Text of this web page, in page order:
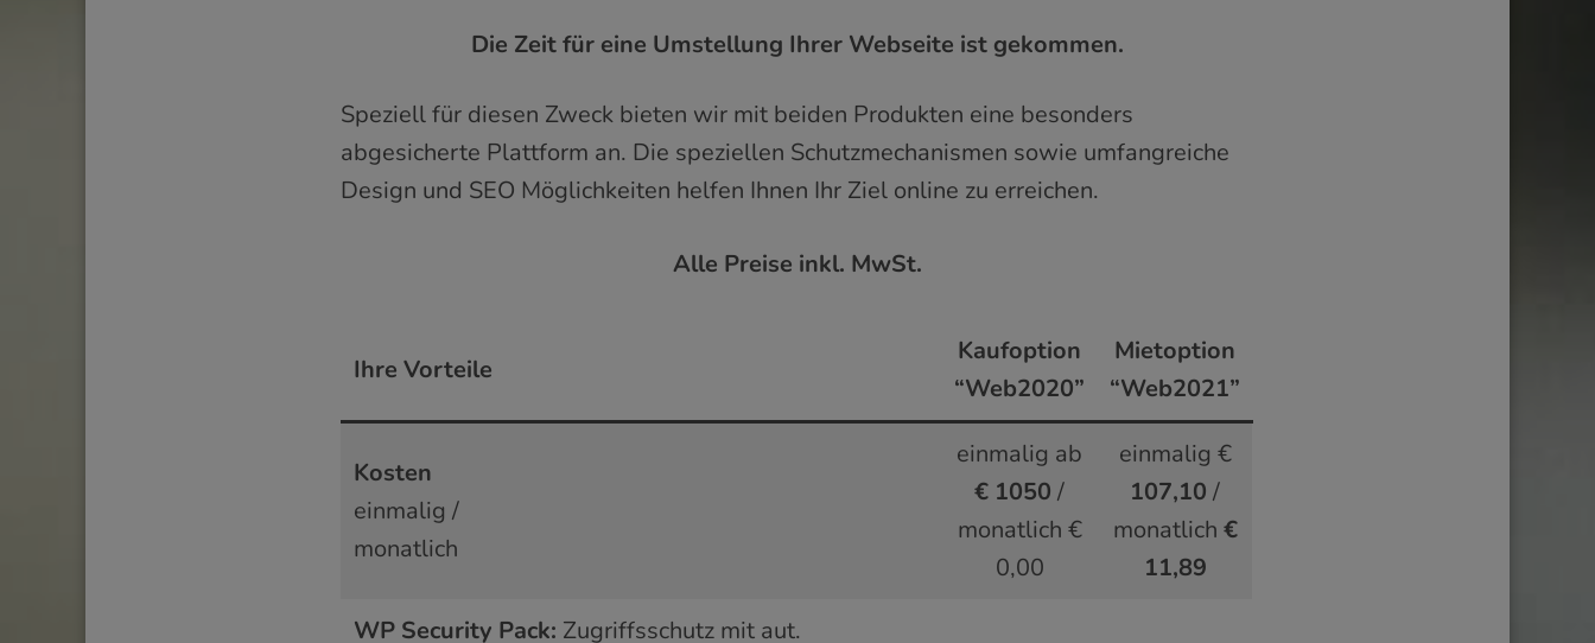
Die Zeit für eine Umstellung Ihrer Webseite ist gekommen.
Speziell für diesen Zweck bieten wir mit beiden Produkten eine besonders
abgesicherte Plattform an. Die speziellen Schutzmechanismen sowie umfangreiche
Design und SEO Möglichkeiten helfen Ihnen Ihr Ziel online zu erreichen.
Alle Preise inkl. MwSt.
Ihre Vorteile
Kaufoption
“Web2020”
Mietoption
“Web2021”
Kosten
einmalig /
monatlich
einmalig ab
€ 1050 /
monatlich €
0,00
einmalig €
107,10 /
monatlich €
11,89
WP Security Pack: Zugriffsschutz mit aut.